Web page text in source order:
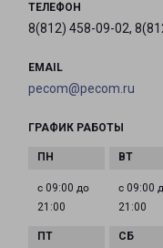
ТЕЛЕФОН
8(812) 458-09-02,
EMAIL
pecom@pecom.ru
ГРАФИК РАБОТЫ
с 09:00 до
21:00
с 09:00
21:00